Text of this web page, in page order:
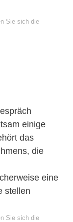
Sie sich die
einige
das
die
eine
stellen
Sie sich die